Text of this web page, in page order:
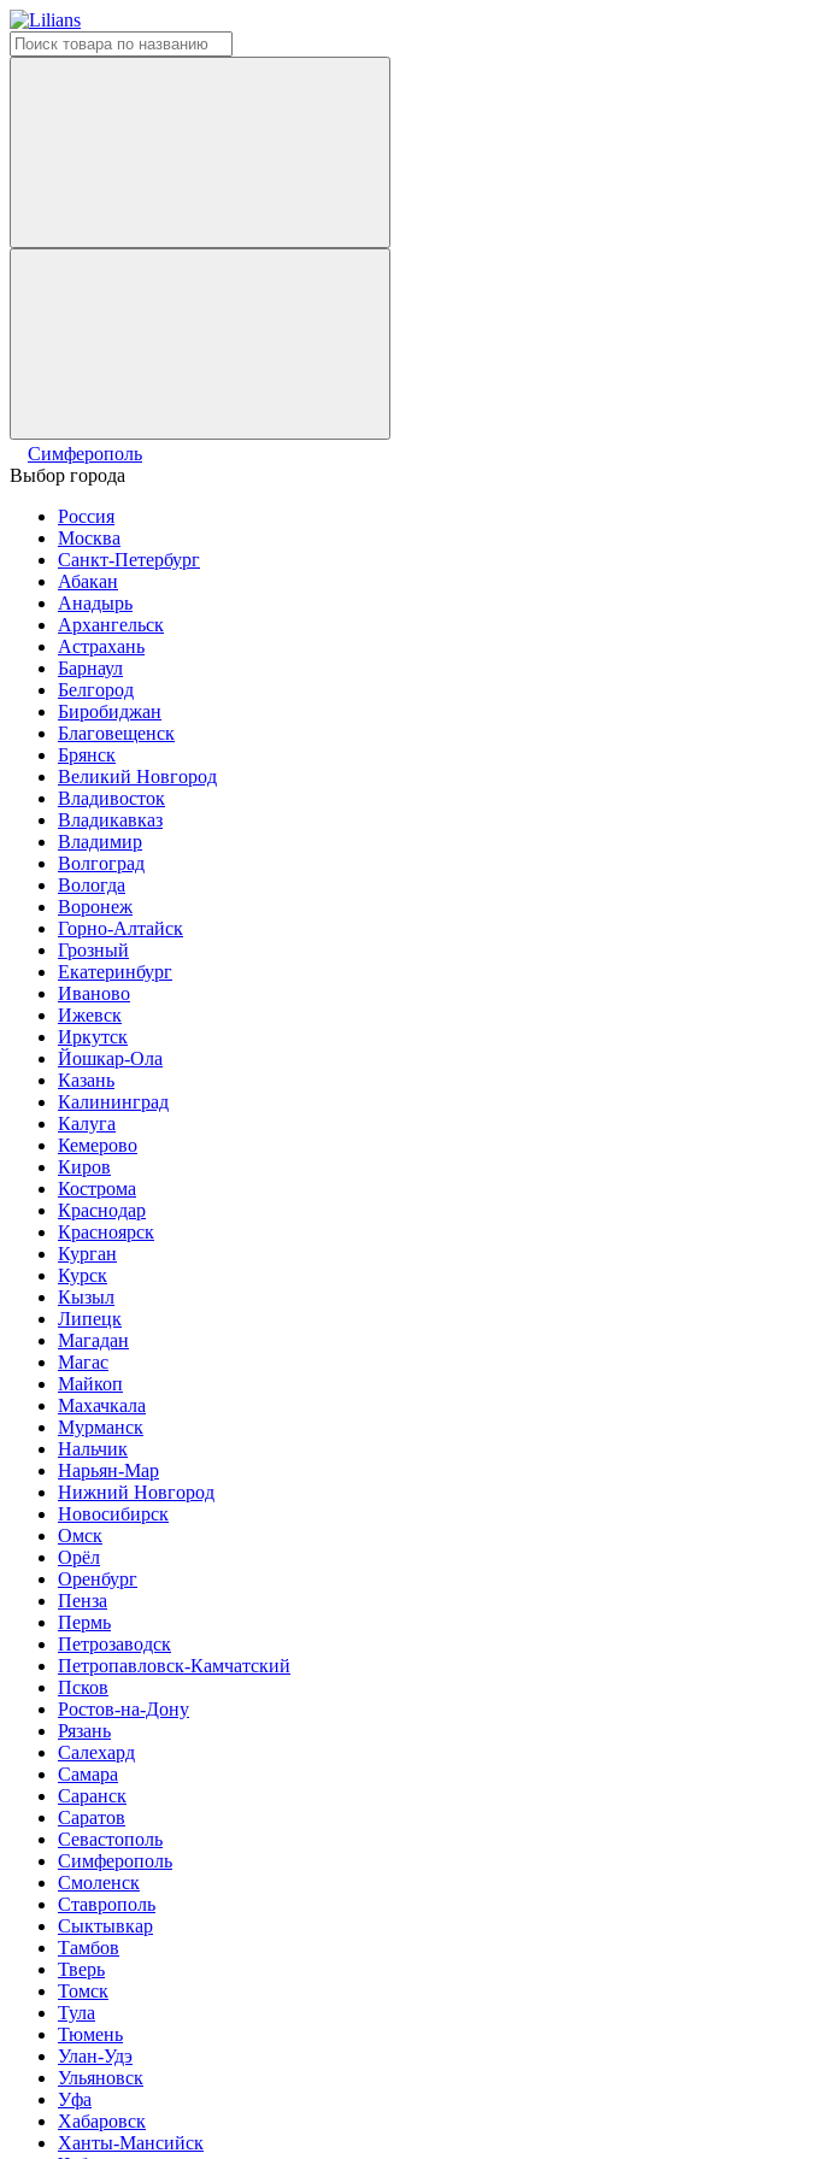
Симферополь
Выбор города
Россия
Москва
Санкт-Петербург
Абакан
Анадырь
Архангельск
Астрахань
Барнаул
Белгород
Биробиджан
Благовещенск
Брянск
Великий Новгород
Владивосток
Владикавказ
Владимир
Волгоград
Вологда
Воронеж
Горно-Алтайск
Грозный
Екатеринбург
Иваново
Ижевск
Иркутск
Йошкар-Ола
Казань
Калининград
Калуга
Кемерово
Киров
Кострома
Краснодар
Красноярск
Курган
Курск
Кызыл
Липецк
Магадан
Магас
Майкоп
Махачкала
Мурманск
Нальчик
Нарьян-Мар
Нижний Новгород
Новосибирск
Омск
Орёл
Оренбург
Пенза
Пермь
Петрозаводск
Петропавловск-Камчатский
Псков
Ростов-на-Дону
Рязань
Салехард
Самара
Саранск
Саратов
Севастополь
Симферополь
Смоленск
Ставрополь
Сыктывкар
Тамбов
Тверь
Томск
Тула
Тюмень
Улан-Удэ
Ульяновск
Уфа
Хабаровск
Ханты-Мансийск